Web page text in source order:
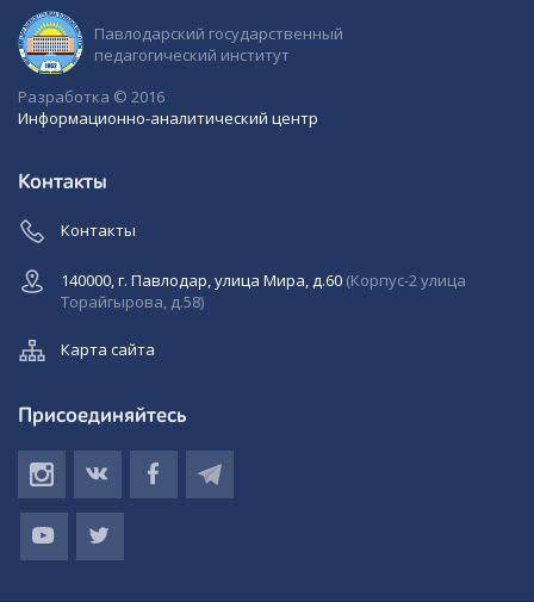
Павлодарский государственный
педагогический институт
Разработка © 2016
Информационно-аналитический центр
Контакты
Контакты
140000, г. Павлодар, улица Мира, д.60 (Корпус-2 улица
Торайгырова, д.58)
Карта сайта
Присоединяйтесь